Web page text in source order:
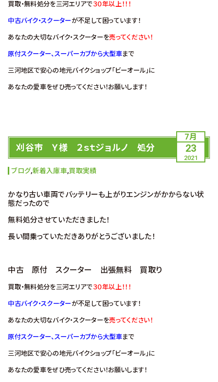
買取・無料処分を三河エリアで３０年以上！！！
中古バイク・スクーター が不足して困っています！
あなたの大切なバイク・スクーターを売ってください！
原付スクーター、スーパーカブから大型車まで
三河地区で安心の地元バイクショップ「ビーオール」に
あなたの愛車をぜひ売ってください！お願いします！
7月
23
2021
刈谷市 Ｙ様 ２ｓｔジョルノ 処分
ブログ,新着入庫車,買取実績
かなり古い車両でバッテリーも上がりエンジンがかからない状
態だったので
無料処分させていただきました！
長い間乗っていただきありがとうございました！
中古 原付 スクーター 出張無料 買取り
買取・無料処分を三河エリアで３０年以上！！！
中古バイク・スクーター が不足して困っています！
あなたの大切なバイク・スクーターを売ってください！
原付スクーター、スーパーカブから大型車まで
三河地区で安心の地元バイクショップ「ビーオール」に
あなたの愛車をぜひ売ってください！お願いします！